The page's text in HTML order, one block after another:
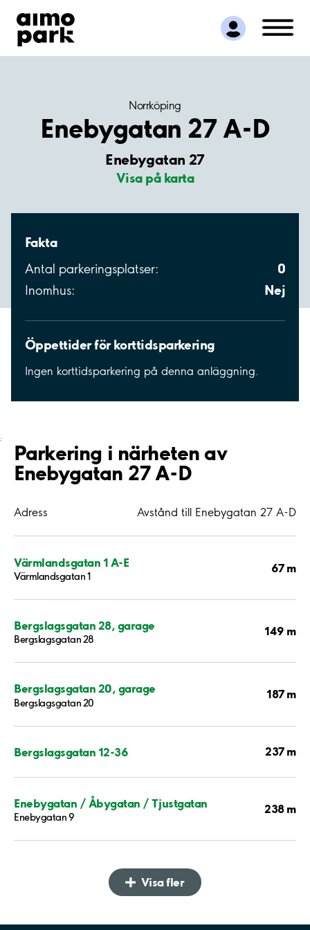
Hitta parkering
Samarbete
Kundservice
Norrköping
Enebygatan 27 A-D
Enebygatan 27
Visa på karta
Fakta
Antal parkeringsplatser: 0
Inomhus: Nej
Öppettider för korttidsparkering
Ingen korttidsparkering på denna anläggning.
;
Parkering i närheten av
Enebygatan 27 A-D
Adress Avstånd till Enebygatan 27 A-D
Värmlandsgatan 1 A-E
Värmlandsgatan 1
67 m
Bergslagsgatan 28, garage
Bergslagsgatan 28
149 m
Bergslagsgatan 20, garage
Bergslagsgatan 20
187 m
Bergslagsgatan 12-36 237 m
Enebygatan / Åbygatan / Tjustgatan
Enebygatan 9
238 m
Visa fler